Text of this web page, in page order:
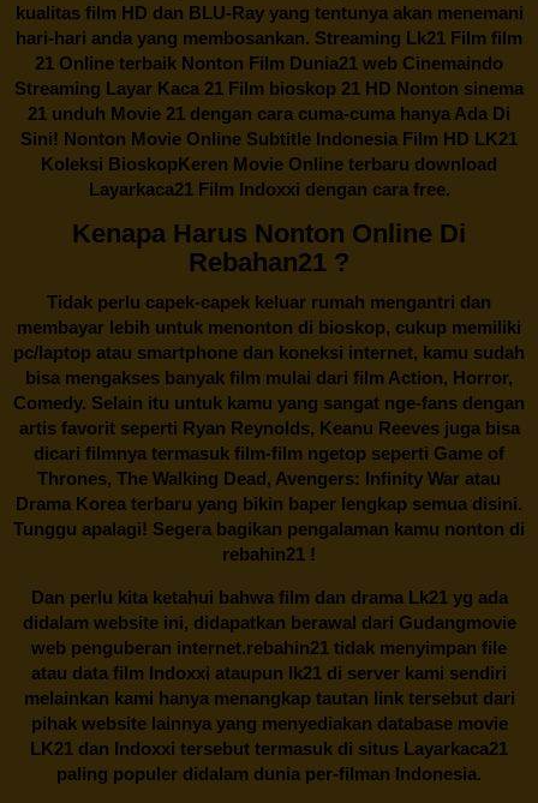
kualitas film HD dan BLU-Ray yang tentunya akan menemani
hari-hari anda yang membosankan. Streaming Lk21 Film film
21 Online terbaik Nonton Film Dunia21 web Cinemaindo
Streaming Layar Kaca 21 Film bioskop 21 HD Nonton sinema
21 unduh Movie 21 dengan cara cuma-cuma hanya Ada Di
Sini! Nonton Movie Online Subtitle Indonesia Film HD LK21
Koleksi BioskopKeren Movie Online terbaru download
Layarkaca21 Film Indoxxi dengan cara free.
Kenapa Harus Nonton Online Di
Rebahan21 ?
Tidak perlu capek-capek keluar rumah mengantri dan
membayar lebih untuk menonton di bioskop, cukup memiliki
pc/laptop atau smartphone dan koneksi internet, kamu sudah
bisa mengakses banyak film mulai dari film Action, Horror,
Comedy. Selain itu untuk kamu yang sangat nge-fans dengan
artis favorit seperti Ryan Reynolds, Keanu Reeves juga bisa
dicari filmnya termasuk film-film ngetop seperti Game of
Thrones, The Walking Dead, Avengers: Infinity War atau
Drama Korea terbaru yang bikin baper lengkap semua disini.
Tunggu apalagi! Segera bagikan pengalaman kamu nonton di
rebahin21 !
Dan perlu kita ketahui bahwa film dan dramaLk21yg ada
didalam website ini, didapatkan berawal dari Gudangmovie
web penguberan internet.rebahin21 tidak menyimpan file
atau data film Indoxxi ataupun lk21 di server kami sendiri
melainkan kami hanya menangkap tautan link tersebut dari
pihak website lainnya yang menyediakan database movie
LK21 dan Indoxxi tersebut termasuk di situs Layarkaca21
paling populer didalam dunia per-filman Indonesia.